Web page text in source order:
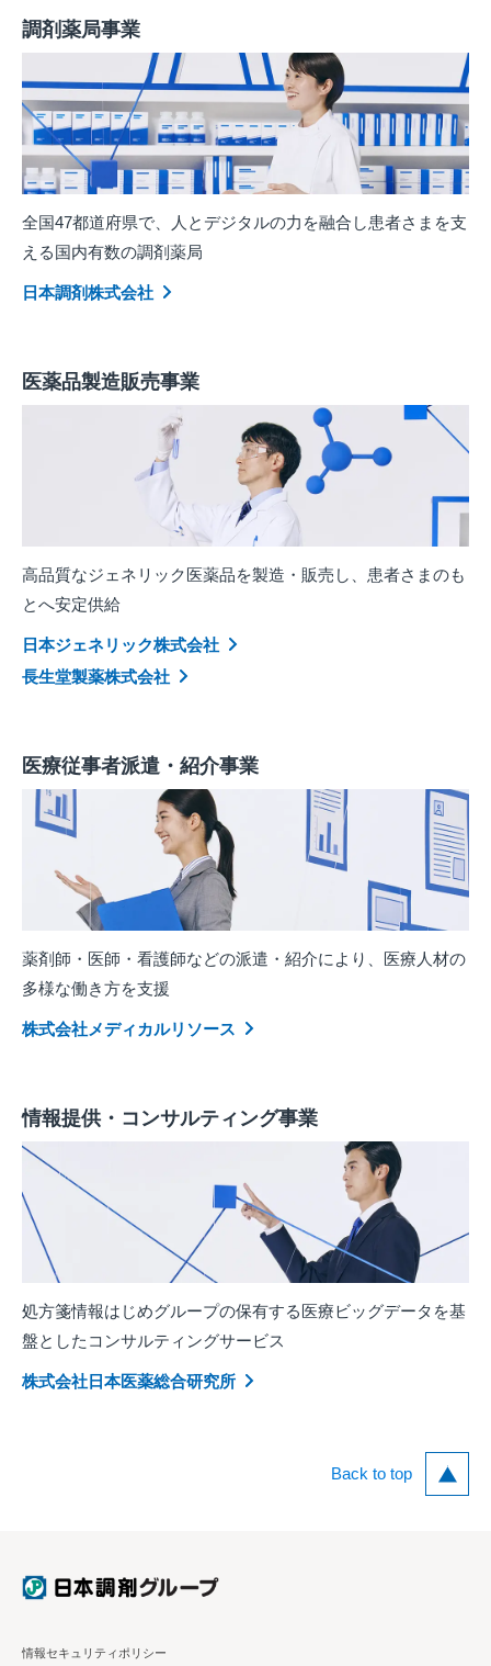
調剤薬局事業
全国47都道府県で、人とデジタルの力を融合し患者さまを支
える国内有数の調剤薬局
日本調剤株式会社
医薬品製造販売事業
高品質なジェネリック医薬品を製造・販売し、患者さまのも
とへ安定供給
日本ジェネリック株式会社
長生堂製薬株式会社
医療従事者派遣・紹介事業
薬剤師・医師・看護師などの派遣・紹介により、医療人材の
多様な働き方を支援
株式会社メディカルリソース
情報提供・コンサルティング事業
処方箋情報はじめグループの保有する医療ビッグデータを基
盤としたコンサルティングサービス
株式会社日本医薬総合研究所
Back to top
情報セキュリティポリシー